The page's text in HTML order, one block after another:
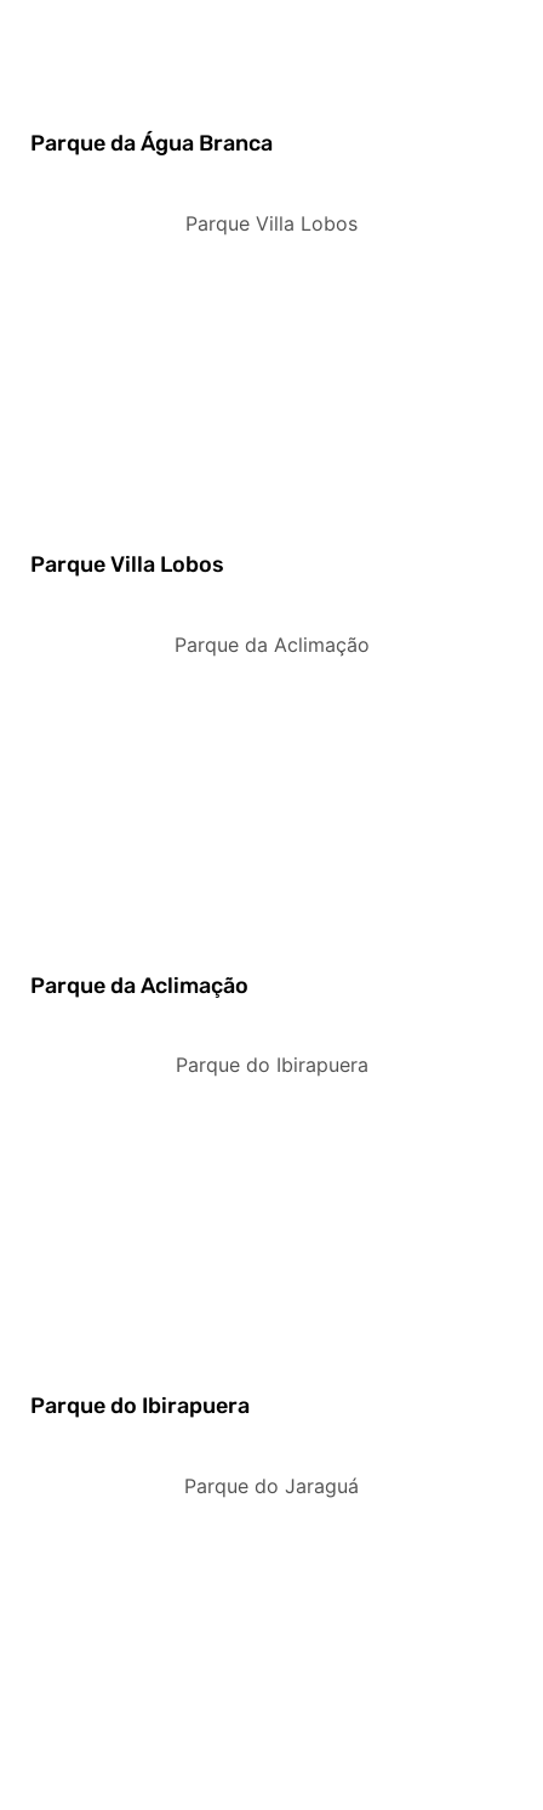
Parque da Água Branca
Parque Villa Lobos
Parque Villa Lobos
Parque da Aclimação
Parque da Aclimação
Parque do Ibirapuera
Parque do Ibirapuera
Parque do Jaraguá